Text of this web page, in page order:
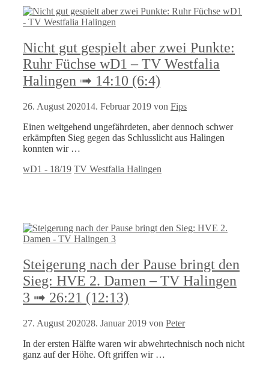
Nicht gut gespielt aber zwei Punkte:
Ruhr Füchse wD1 – TV Westfalia
Halingen ➟ 14:10 (6:4)
26. August 202014. Februar 2019 von Fips
Einen weitgehend ungefährdeten, aber dennoch schwer
erkämpften Sieg gegen das Schlusslicht aus Halingen
konnten wir …
Kategorien
wD1 - 18/19 Schlagwörter
TV Westfalia Halingen
Steigerung nach der Pause bringt den
Sieg: HVE 2. Damen – TV Halingen
3 ➟ 26:21 (12:13)
27. August 202028. Januar 2019 von Peter
In der ersten Hälfte waren wir abwehrtechnisch noch nicht
ganz auf der Höhe. Oft griffen wir …